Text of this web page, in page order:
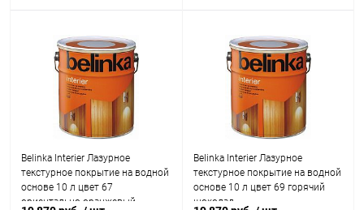
Belinka Interier Лазурное
текстурное покрытие на водной
основе 10 л цвет 67
ориентально оранжевый
Belinka Interier Лазурное
текстурное покрытие на водной
основе 10 л цвет 69 горячий
шоколад